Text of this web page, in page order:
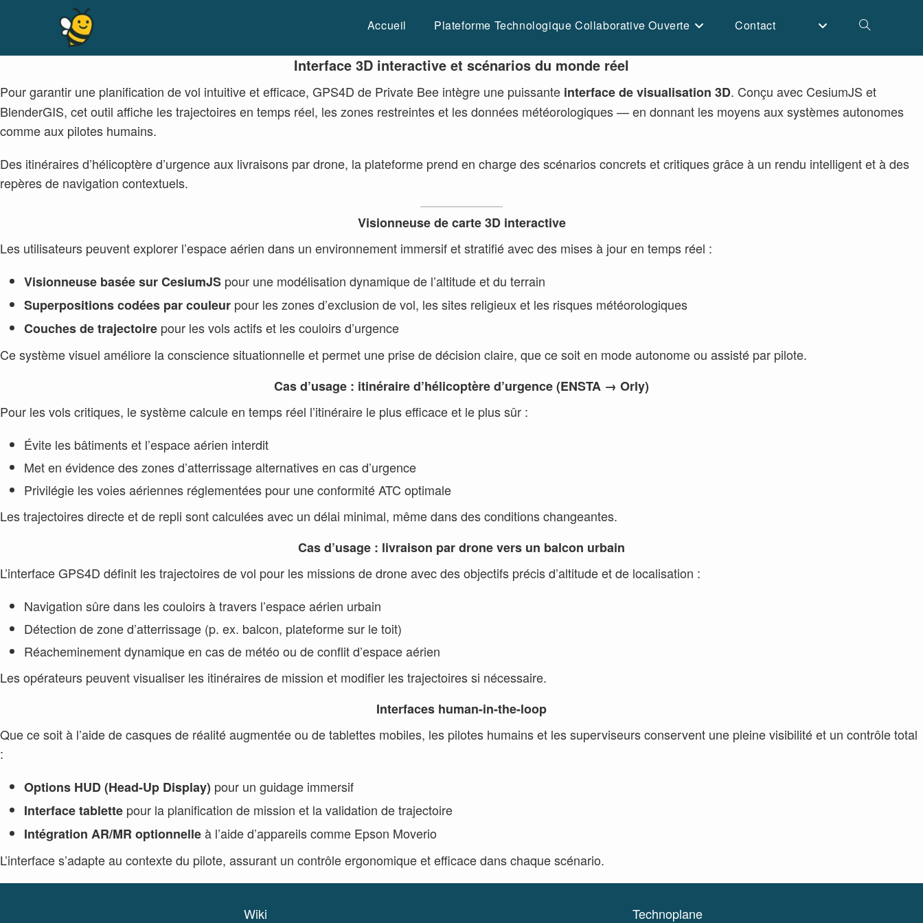
Accueil Plateforme Technologique Collaborative Ouverte Contact Toggle
Interface 3D interactive et scénarios du monde réel
Pour garantir une planification de vol intuitive et efficace, GPS4D de Private Bee intègre une puissante interface de visualisation 3D. Conçu avec CesiumJS et
BlenderGIS, cet outil affiche les trajectoires en temps réel, les zones restreintes et les données météorologiques — en donnant les moyens aux systèmes autonomes
comme aux pilotes humains.
Des itinéraires d’hélicoptère d’urgence aux livraisons par drone, la plateforme prend en charge des scénarios concrets et critiques grâce à un rendu intelligent et à des
repères de navigation contextuels.
Visionneuse de carte 3D interactive
Les utilisateurs peuvent explorer l’espace aérien dans un environnement immersif et stratifié avec des mises à jour en temps réel :
Visionneuse basée sur CesiumJS pour une modélisation dynamique de l’altitude et du terrain
Superpositions codées par couleur pour les zones d’exclusion de vol, les sites religieux et les risques météorologiques
Couches de trajectoire pour les vols actifs et les couloirs d’urgence
Ce système visuel améliore la conscience situationnelle et permet une prise de décision claire, que ce soit en mode autonome ou assisté par pilote.
Cas d’usage : itinéraire d’hélicoptère d’urgence (ENSTA → Orly)
Pour les vols critiques, le système calcule en temps réel l’itinéraire le plus efficace et le plus sûr :
Évite les bâtiments et l’espace aérien interdit
Met en évidence des zones d’atterrissage alternatives en cas d’urgence
Privilégie les voies aériennes réglementées pour une conformité ATC optimale
Les trajectoires directe et de repli sont calculées avec un délai minimal, même dans des conditions changeantes.
Cas d’usage : livraison par drone vers un balcon urbain
L’interface GPS4D définit les trajectoires de vol pour les missions de drone avec des objectifs précis d’altitude et de localisation :
Navigation sûre dans les couloirs à travers l’espace aérien urbain
Détection de zone d’atterrissage (p. ex. balcon, plateforme sur le toit)
Réacheminement dynamique en cas de météo ou de conflit d’espace aérien
Les opérateurs peuvent visualiser les itinéraires de mission et modifier les trajectoires si nécessaire.
Interfaces human-in-the-loop
Que ce soit à l’aide de casques de réalité augmentée ou de tablettes mobiles, les pilotes humains et les superviseurs conservent une pleine visibilité et un contrôle total
:
Options HUD (Head-Up Display) pour un guidage immersif
Interface tablette pour la planification de mission et la validation de trajectoire
Intégration AR/MR optionnelleà l’aide d’appareils comme Epson Moverio
L’interface s’adapte au contexte du pilote, assurant un contrôle ergonomique et efficace dans chaque scénario.
Wiki Technoplane